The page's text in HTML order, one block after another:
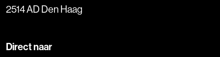
2514 AD Den Haag
Direct naar